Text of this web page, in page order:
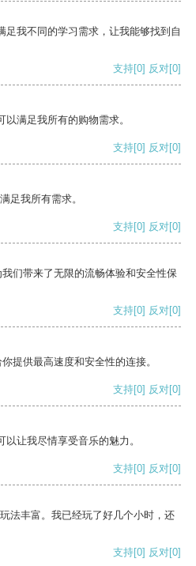
足我不同的学习需求，让我能够找到自
支持[0] 反对[0]
满足我所有的购物需求。
支持[0] 反对[0]
足我所有需求。
支持[0] 反对[0]
们带来了无限的流畅体验和安全性保
支持[0] 反对[0]
提供最高速度和安全性的连接。
支持[0] 反对[0]
让我尽情享受音乐的魅力。
支持[0] 反对[0]
法丰富。我已经玩了好几个小时，还
支持[0] 反对[0]